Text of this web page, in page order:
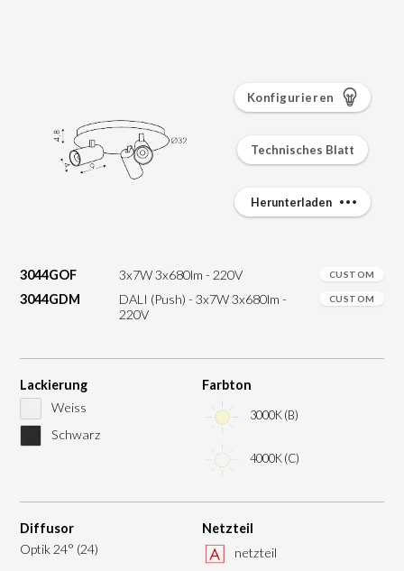
3044GOF 3x7W 3x680lm - 220V CUSTOM
3044GDM
DALI (Push) - 3x7W 3x680lm -
220V
CUSTOM
Lackierung
Weiss
Schwarz
Farbton
3000K (B)
4000K (C)
Diffusor
Optik 24° (24)
Netzteil
netzteil
Konfigurieren
Technisches Blatt
Herunterladen